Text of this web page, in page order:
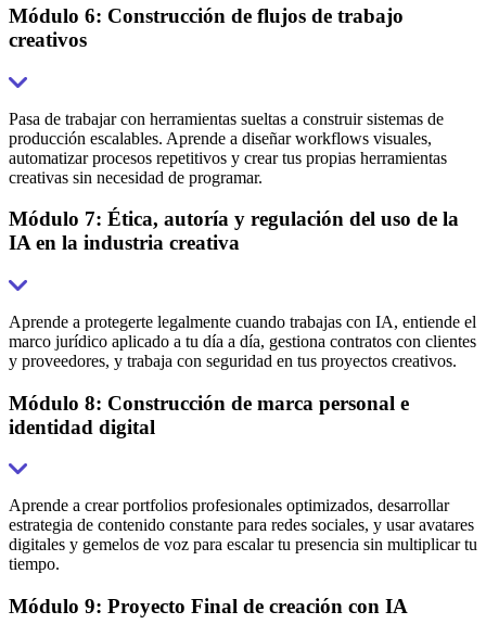
Módulo 6: Construcción de flujos de trabajo
creativos
Pasa de trabajar con herramientas sueltas a construir sistemas de
producción escalables. Aprende a diseñar workflows visuales,
automatizar procesos repetitivos y crear tus propias herramientas
creativas sin necesidad de programar.
Módulo 7: Ética, autoría y regulación del uso de la
IA en la industria creativa
Aprende a protegerte legalmente cuando trabajas con IA, entiende el
marco jurídico aplicado a tu día a día, gestiona contratos con clientes
y proveedores, y trabaja con seguridad en tus proyectos creativos.
Módulo 8: Construcción de marca personal e
identidad digital
Aprende a crear portfolios profesionales optimizados, desarrollar
estrategia de contenido constante para redes sociales, y usar avatares
digitales y gemelos de voz para escalar tu presencia sin multiplicar tu
tiempo.
Módulo 9: Proyecto Final de creación con IA